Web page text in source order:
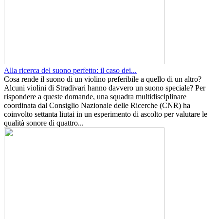
Alla ricerca del suono perfetto: il caso dei...
Cosa rende il suono di un violino preferibile a quello di un altro?
Alcuni violini di Stradivari hanno davvero un suono speciale? Per
rispondere a queste domande, una squadra multidisciplinare
coordinata dal Consiglio Nazionale delle Ricerche (CNR) ha
coinvolto settanta liutai in un esperimento di ascolto per valutare le
qualità sonore di quattro...